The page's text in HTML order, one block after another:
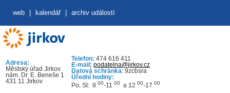
web kalendář archiv událostí
Adresa:
Městský úřad Jirkov
nám. Dr. E. Beneše 1
431 11 Jirkov
Telefon: 474 616 411
E-mail: podatelna@jirkov.cz
Datová schránka: 9zcbsra
Úřední hodiny:
Po, St: 8 00-11 00 a 12 00-17 00